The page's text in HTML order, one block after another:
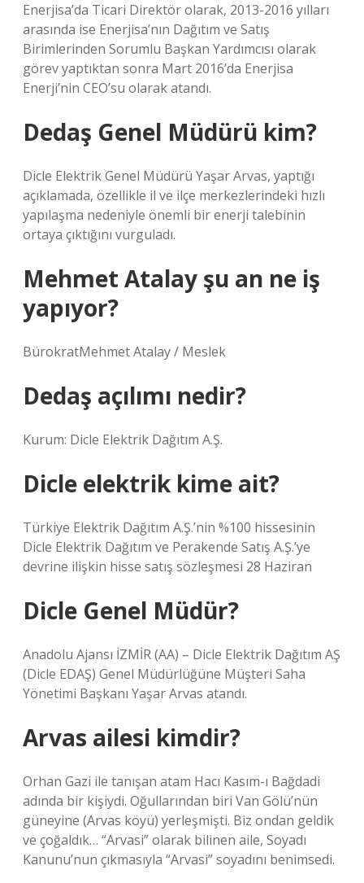
Enerjisa’da Ticari Direktör olarak, 2013-2016 yılları
arasında ise Enerjisa’nın Dağıtım ve Satış
Birimlerinden Sorumlu Başkan Yardımcısı olarak
görev yaptıktan sonra Mart 2016’da Enerjisa
Enerji’nin CEO’su olarak atandı.
Dedaş Genel Müdürü kim?
Dicle Elektrik Genel Müdürü Yaşar Arvas, yaptığı
açıklamada, özellikle il ve ilçe merkezlerindeki hızlı
yapılaşma nedeniyle önemli bir enerji talebinin
ortaya çıktığını vurguladı.
Mehmet Atalay şu an ne iş
yapıyor?
BürokratMehmet Atalay / Meslek
Dedaş açılımı nedir?
Kurum: Dicle Elektrik Dağıtım A.Ş.
Dicle elektrik kime ait?
Türkiye Elektrik Dağıtım A.Ş.’nin %100 hissesinin
Dicle Elektrik Dağıtım ve Perakende Satış A.Ş.’ye
devrine ilişkin hisse satış sözleşmesi 28 Haziran
Dicle Genel Müdür?
Anadolu Ajansı İZMİR (AA) – Dicle Elektrik Dağıtım AŞ
(Dicle EDAŞ) Genel Müdürlüğüne Müşteri Saha
Yönetimi Başkanı Yaşar Arvas atandı.
Arvas ailesi kimdir?
Orhan Gazi ile tanışan atam Hacı Kasım-ı Bağdadi
adında bir kişiydi. Oğullarından biri Van Gölü’nün
güneyine (Arvas köyü) yerleşmişti. Biz ondan geldik
ve çoğaldık… “Arvasi” olarak bilinen aile, Soyadı
Kanunu’nun çıkmasıyla “Arvasi” soyadını benimsedi.